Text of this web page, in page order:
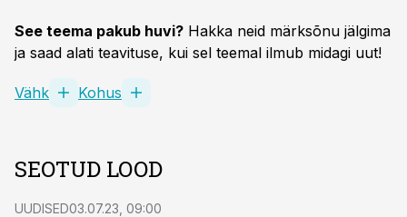
See teema pakub huvi? Hakka neid märksõnu jälgima
ja saad alati teavituse, kui sel teemal ilmub midagi uut!
Vähk Kohus
SEOTUD LOOD
UUDISED03.07.23, 09:00